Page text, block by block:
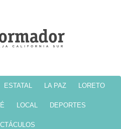
ESTATAL LA PAZ LORETO
LOCAL DEPORTES